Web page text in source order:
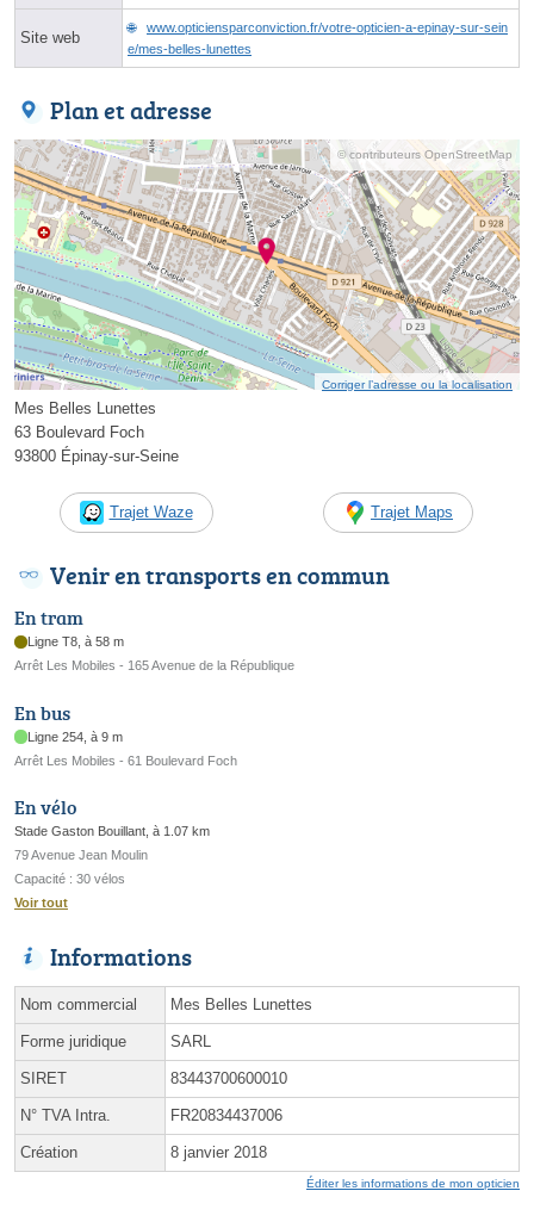
Site web
www.opticiensparconviction.fr/votre-opticien-a-epinay-sur-sein
e/mes-belles-lunettes
Plan et adresse
© contributeurs OpenStreetMap
Corriger l’adresse ou la localisation
Mes Belles Lunettes
63 Boulevard Foch
93800 Épinay-sur-Seine
Trajet Waze Trajet Maps
Venir en transports en commun
En tram
Ligne T8, à 58 m
Arrêt Les Mobiles - 165 Avenue de la République
En bus
Ligne 254, à 9 m
Arrêt Les Mobiles - 61 Boulevard Foch
En vélo
Stade Gaston Bouillant, à 1.07 km
79 Avenue Jean Moulin
Capacité : 30 vélos
Voir tout
Informations
Nom commercial Mes Belles Lunettes
Forme juridique SARL
SIRET 83443700600010
N° TVA Intra. FR20834437006
Création 8 janvier 2018
Éditer les informations de mon opticien